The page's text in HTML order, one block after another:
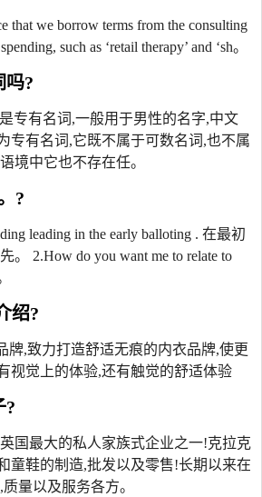
that we borrow terms from the consulting
such as ‘retail therapy’ and ‘sh。
吗?
专有名词,一般用于男性的名字,中文
专有名词,它既不属于可数名词,也不属
境中它也不存在任。
?
leading in the early balloting . 在最初
。 2.How do you want me to relate to
绍?
牌,致力打造舒适无痕的内衣品牌,使更
视觉上的体验,还有触觉的舒适体验
?
国最大的私人家族式企业之一!克拉克
童鞋的制造,批发以及零售!长期以来在
量以及服务各方。